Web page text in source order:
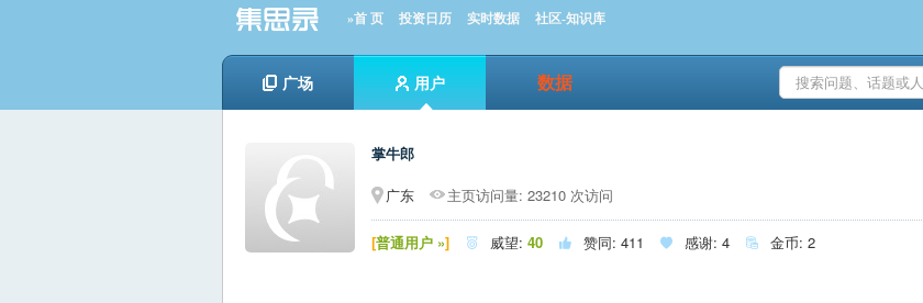
»首 页 投资日历 实时数据 社区-知识库
广场 用户 数据
掌牛郎
广东
主页访问量: 23210 次访问
[普通用户 »]  威望: 40  赞同: 411  感谢: 4  金币: 2